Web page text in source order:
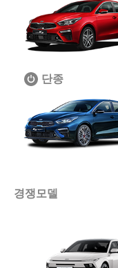
단종
경쟁모델